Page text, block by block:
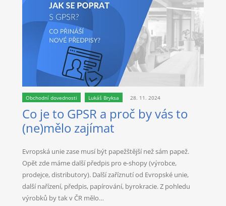
Obchodní dovednosti Lukáš Bryksa 28. 11. 2024
Co je to GPSR a proč by vás to
(ne)mělo zajímat
Evropská unie zase musí být papežštější než sám papež.
Opět zde máme další předpis pro e-shopy (výrobce,
prodejce, distributory). Další zaříznutí od Evropské unie,
další nařízení, předpis, papírování, byrokracie. Z pohledu
výrobků by tak v ČR mělo…